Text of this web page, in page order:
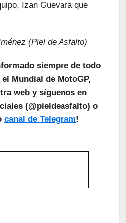
Izan Guevara que
(Piel de Asfalto)
siempre de todo
Mundial de MotoGP,
web y síguenos en
(@pieldeasfalto) o
canal de Telegram!